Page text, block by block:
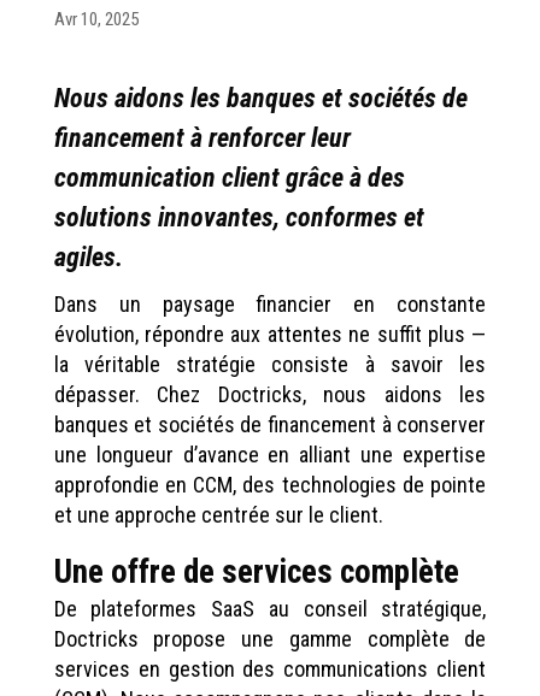
Avr 10, 2025
Nous aidons les banques et sociétés de
financement à renforcer leur
communication client grâce à des
solutions innovantes, conformes et
agiles.
Dans un paysage financier en constante
évolution, répondre aux attentes ne suffit plus —
la véritable stratégie consiste à savoir les
dépasser. Chez Doctricks, nous aidons les
banques et sociétés de financement à conserver
une longueur d’avance en alliant une expertise
approfondie en CCM, des technologies de pointe
et une approche centrée sur le client.
Une offre de services complète
De plateformes SaaS au conseil stratégique,
Doctricks propose une gamme complète de
services en gestion des communications client